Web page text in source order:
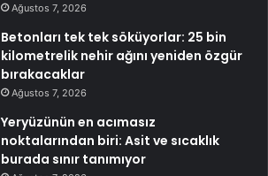
Ağustos 7, 2026
Betonları tek tek söküyorlar: 25 bin
kilometrelik nehir ağını yeniden özgür
bırakacaklar
Ağustos 7, 2026
Yeryüzünün en acımasız
noktalarından biri: Asit ve sıcaklık
burada sınır tanımıyor